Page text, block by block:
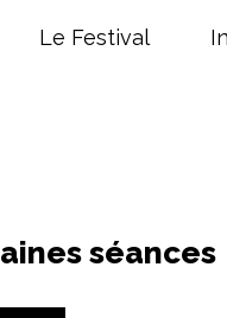
Le Festival
séances